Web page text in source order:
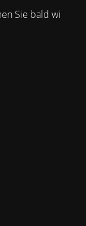
Sie bald wieder.